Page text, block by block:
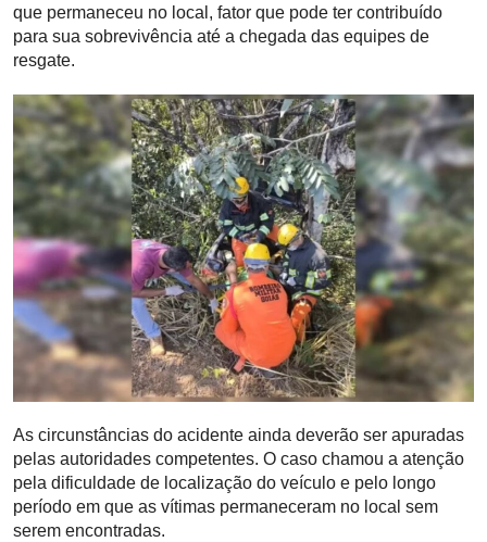
que permaneceu no local, fator que pode ter contribuído
para sua sobrevivência até a chegada das equipes de
resgate.
As circunstâncias do acidente ainda deverão ser apuradas
pelas autoridades competentes. O caso chamou a atenção
pela dificuldade de localização do veículo e pelo longo
período em que as vítimas permaneceram no local sem
serem encontradas.